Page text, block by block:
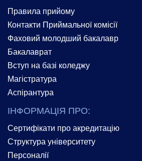
Правила прийому
Контакти Приймальної комісії
Фаховий молодший бакалавр
Бакалаврат
Вступ на базі коледжу
Магістратура
Аспірантура
ІНФОРМАЦІЯ ПРО:
Сертифікати про акредитацію
Структура університету
Персоналії